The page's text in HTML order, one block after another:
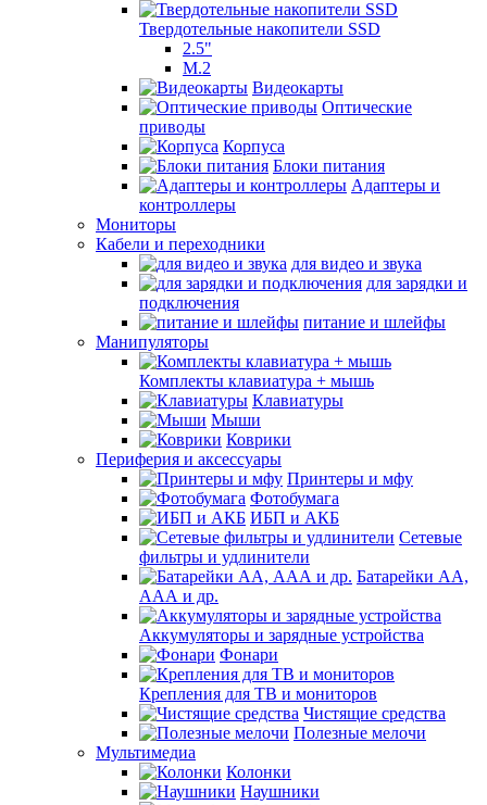
Твердотельные накопители SSD
2.5"
M.2
Видеокарты
Оптические
приводы
Корпуса
Блоки питания
Адаптеры и
контроллеры
Мониторы
Кабели и переходники
для видео и звука
для зарядки и
подключения
питание и шлейфы
Манипуляторы
Комплекты клавиатура + мышь
Клавиатуры
Мыши
Коврики
Периферия и аксессуары
Принтеры и мфу
Фотобумага
ИБП и АКБ
Сетевые
фильтры и удлинители
Батарейки АА,
ААА и др.
Аккумуляторы и зарядные устройства
Фонари
Крепления для ТВ и мониторов
Чистящие средства
Полезные мелочи
Мультимедиа
Колонки
Наушники